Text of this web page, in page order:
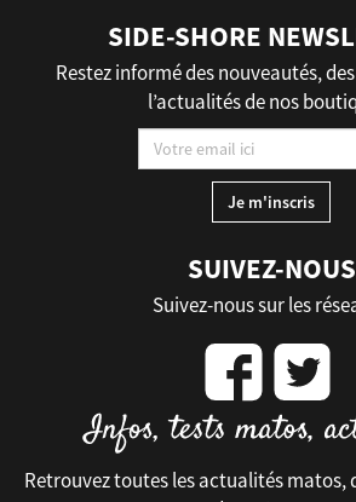
SIDE-SHORE
Restez informé des nouveautés,
l’actualités de nos
SUIVEZ-NOUS
Suivez-nous sur les
Retrouvez toutes les actualités matos,